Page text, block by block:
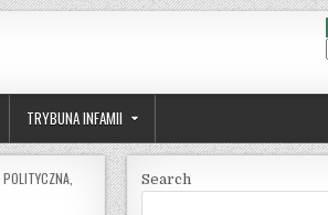
TRYBUNA INFAMII
,
Search